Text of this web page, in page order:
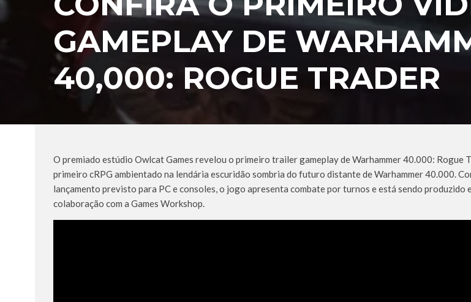
GAMEPLAY DE
40,000: ROGUE TRADER
O premiado estúdio Owlcat Games revelou o primeiro trailer gameplay de Warhammer 40.000: Rogue
primeiro cRPG ambientado na lendária escuridão sombria do futuro distante de Warhammer 40.000.
lançamento previsto para PC e consoles, o jogo apresenta combate por turnos e está sendo produzido
colaboração com a Games Workshop.